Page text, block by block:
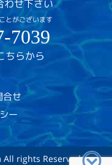
わせ下さい
とがございます
7039
ちらから
合せ
ー
rights Reserved.